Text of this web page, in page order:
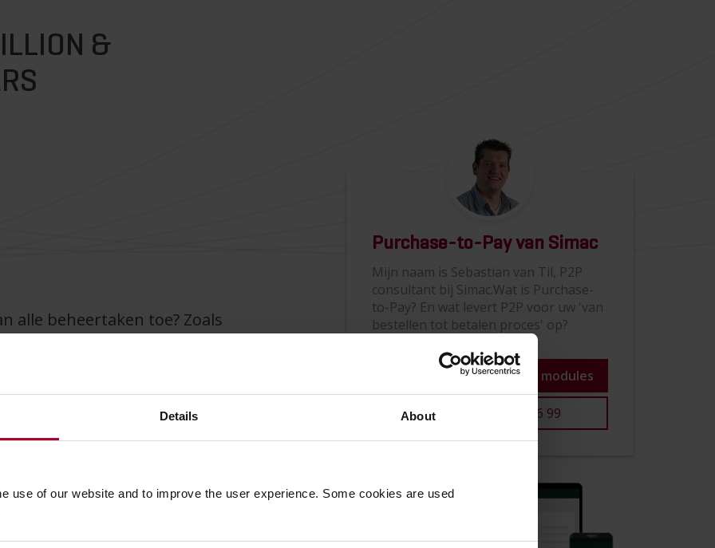
Details About
use of our website and to improve the user experience. Some cookies are used
&
alle beheertaken toe? Zoals
in applicaties en
mogelijke verstoringen
onze nieuwe beheertool
stap voor.
ReadSoft Invoices? Maak
beheer."
Document Solutions
Purchase-to-Pay van Simac
Mijn naam is Sebastian van Til, P2P
consultant bij Simac.Wat is Purchase-
to-Pay? En wat levert P2P voor uw 'van
bestellen tot betalen proces' op?
Lees meer en ontdek de modules
+31 (0)318 64 96 99